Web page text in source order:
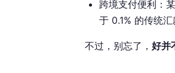
跨境支付便利：
于 0.1% 的传统汇
不过，别忘了， 好并